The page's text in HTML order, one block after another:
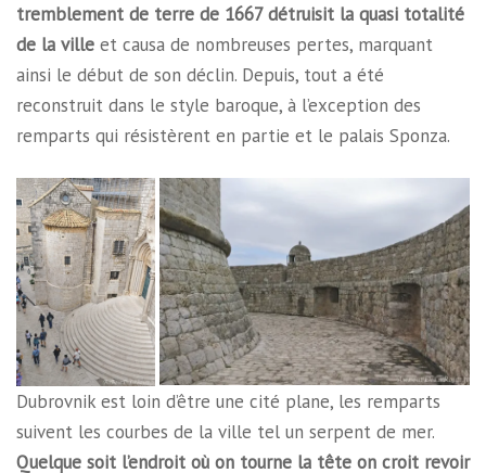
tremblement de terre de 1667 détruisit la quasi totalité
de la ville et causa de nombreuses pertes, marquant
ainsi le début de son déclin. Depuis, tout a été
reconstruit dans le style baroque, à l’exception des
remparts qui résistèrent en partie et le palais Sponza.
Dubrovnik est loin d’être une cité plane, les remparts
suivent les courbes de la ville tel un serpent de mer.
Quelque soit l’endroit où on tourne la tête on croit revoir